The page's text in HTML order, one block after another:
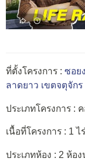
ที่ตั้งโครงการ : ซอย
ลาดยาว เขตจตุจักร
ประเภทโครงการ :
เนื้อที่โครงการ : 1 ไ
ประเภทห้อง : 2 ห้อ